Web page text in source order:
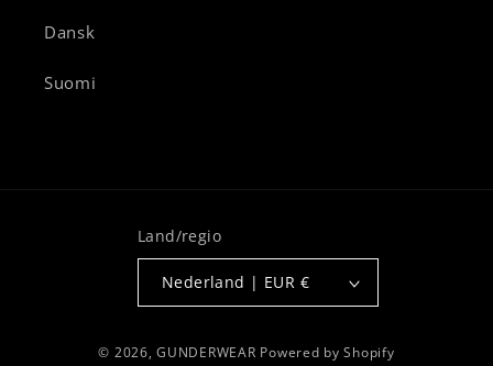
Dansk
Suomi
Land/regio
Nederland | EUR €
© 2026,GUNDERWEAR Powered by Shopify